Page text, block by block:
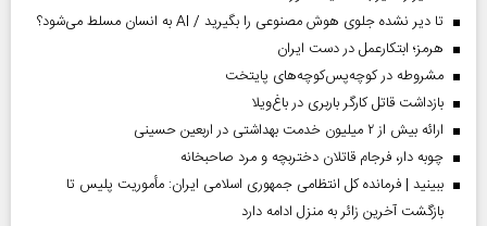
تا دیر نشده جلوی هوش مصنوعی را بگیرید / AI به انسان مسلط می‌شود؟
هرمز؛ ابتکارعمل در دست ایران
مشروطه در کوچه‌پس‌کوچه‌های پایتخت
بازداشت قاتل کارگر باربری در باغ‌ویلا
ارائه بیش از ۲ میلیون خدمت بهداشتی در اربعین حسینی
چوبه دار، فرجام قاتلان دختربچه و مرد صاحبخانه
ببینید | فرمانده کل انتظامی جمهوری اسلامی ایران­: مأموریت پلیس تا
بازگشت آخرین زائر به منزل ادامه دارد